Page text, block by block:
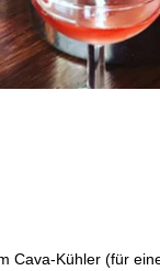
Cava-Kühler (für